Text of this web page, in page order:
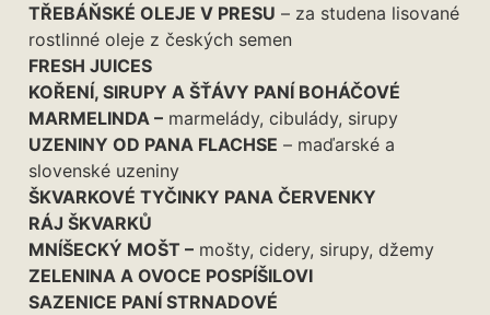
TŘEBÁŇSKÉ OLEJE V PRESU – za studena lisované
rostlinné oleje z českých semen
FRESH JUICES
KOŘENÍ, SIRUPY A ŠŤÁVY PANÍ BOHÁČOVÉ
MARMELINDA – marmelády, cibulády, sirupy
UZENINY OD PANA FLACHSE – maďarské a
slovenské uzeniny
ŠKVARKOVÉ TYČINKY PANA ČERVENKY
RÁJ ŠKVARKŮ
MNÍŠECKÝ MOŠT – mošty, cidery, sirupy, džemy
ZELENINA A OVOCE POSPÍŠILOVI
SAZENICE PANÍ STRNADOVÉ